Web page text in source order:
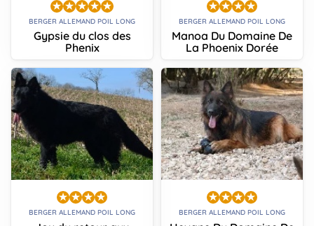
BERGER ALLEMAND POIL LONG
Gypsie du clos des
Phenix
BERGER ALLEMAND POIL LONG
Manoa Du Domaine De
La Phoenix Dorée
BERGER ALLEMAND POIL LONG BERGER ALLEMAND POIL LONG